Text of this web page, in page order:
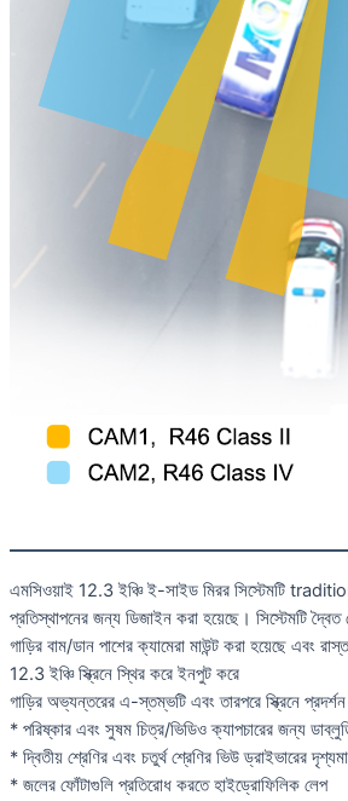
এমসিওয়াই 12.3 ইঞ্চি ই-সাইড মিরর সিস্টেমটি
প্রতিস্থাপনের জন্য ডিজাইন করা হয়েছে। সিস্টেমটি দ্বৈত
গাড়ির বাম/ডান পাশের ক্যামেরা মাউন্ট করা হয়েছে এবং
12.3 ইঞ্চি স্ক্রিনে স্থির করে ইনপুট করে
গাড়ির অভ্যন্তরের এ-স্তম্ভটি এবং তারপরে স্ক্রিনে
* পরিষ্কার এবং সুষম চিত্র/ভিডিও ক্যাপচারের জন্য
* দ্বিতীয় শ্রেণির এবং চতুর্থ শ্রেণির ভিউ ড্রাইভারের
* জলের ফোঁটাগুলি প্রতিরোধ করতে হাইড্রোফিলিক লেপ